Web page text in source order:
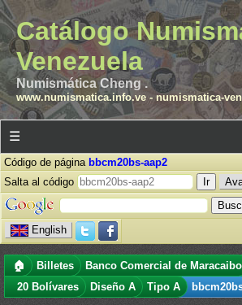
Catálogo
Venezuela
Numismática Cheng .
www.numismatica.info.ve- numismatica-
☰
Código de página bbcm20bs-aap2
Salta al código
English
🏠 Billetes Banco Comercial de Maracaibo
20 Bolívares
Diseño A Tipo A